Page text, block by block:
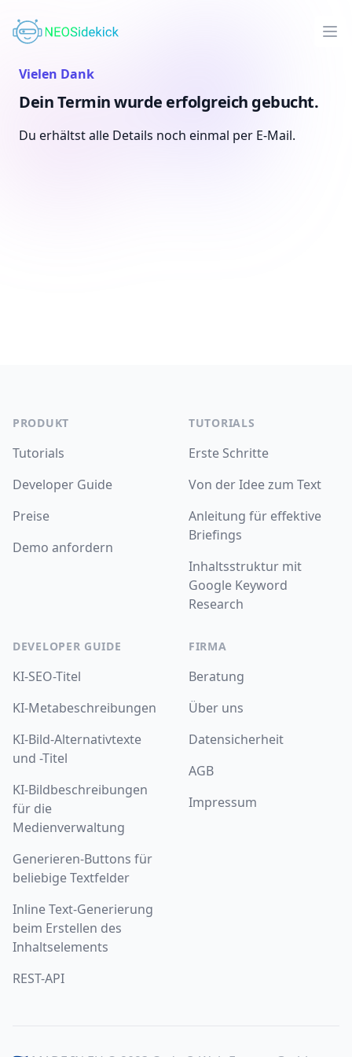
Vielen Dank
Dein Termin wurde erfolgreich gebucht.
Du erhältst alle Details noch einmal per E-Mail.
PRODUKT
Tutorials
Developer Guide
Preise
Demo anfordern
TUTORIALS
Erste Schritte
Von der Idee zum Text
Anleitung für effektive
Briefings
Inhaltsstruktur mit
Google Keyword
Research
DEVELOPER GUIDE
KI-SEO-Titel
KI-Metabeschreibungen
KI-Bild-Alternativtexte
und -Titel
KI-Bildbeschreibungen
für die
Medienverwaltung
Generieren-Buttons für
beliebige Textfelder
Inline Text-Generierung
beim Erstellen des
Inhaltselements
REST-API
FIRMA
Beratung
Über uns
Datensicherheit
AGB
Impressum